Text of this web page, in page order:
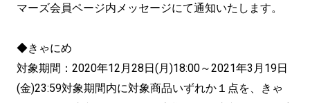
マーズ会員ページ内メッセージにて通知いたします。
◆きゃにめ
対象期間：2020年12月28日(月)18:00～2021年3月19日
(金)23:59対象期間内に対象商品いずれか１点を、きゃ